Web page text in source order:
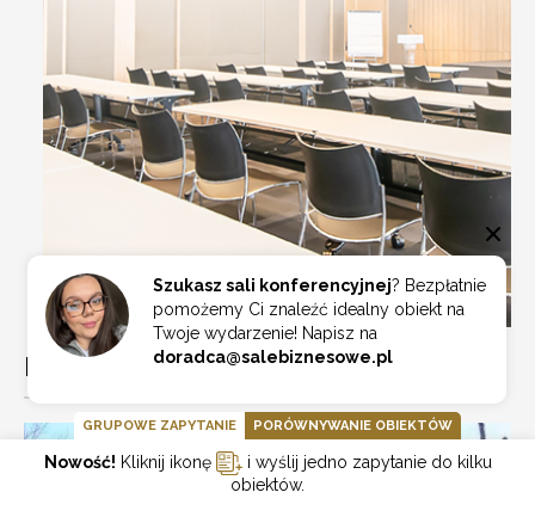
POZOSTAŁE SALE KONFERENCYJNE:
Szukasz sali konferencyjnej? Bezpłatnie
pomożemy Ci znaleźć idealny obiekt na
Twoje wydarzenie! Napisz na
doradca@salebiznesowe.pl
GRUPOWE ZAPYTANIE PORÓWNYWANIE OBIEKTÓW
Nowość! Kliknij ikonę
i wyślij jedno zapytanie do kilku
obiektów.